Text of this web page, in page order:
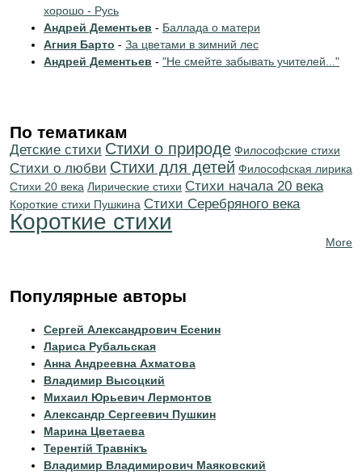
хорошо - Русь
Андрей Дементьев - Баллада о матери
Агния Барто - За цветами в зимний лес
Андрей Дементьев - "Не смейте забывать учителей..."
По тематикам
Детские стихи Стихи о природе Философские стихи
Стихи о любви Стихи для детей Философская лирика
Стихи 20 века Лирические стихи Cтихи начала 20 века
Короткие стихи Пушкина Cтихи Серебряного века
Короткие стихи
More
Популярные авторы
Сергей Александрович Есенин
Лариса Рубальская
Анна Андреевна Ахматова
Владимир Высоцкий
Михаил Юрьевич Лермонтов
Александр Сергеевич Пушкин
Марина Цветаева
Терентiй Травнiкъ
Владимир Владимирович Маяковский